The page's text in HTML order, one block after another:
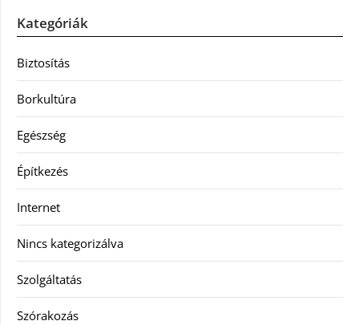
Kategóriák
Biztosítás
Borkultúra
Egészség
Építkezés
Internet
Nincs kategorizálva
Szolgáltatás
Szórakozás